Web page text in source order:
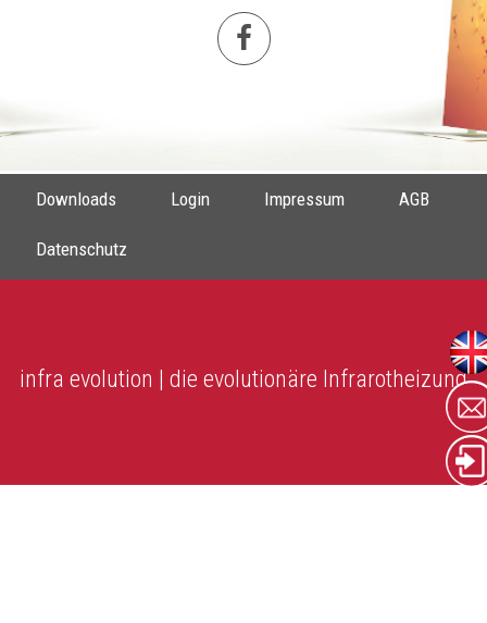
Downloads Login Impressum AGB
Datenschutz
infra evolution | die evolutionäre Infrarotheizung